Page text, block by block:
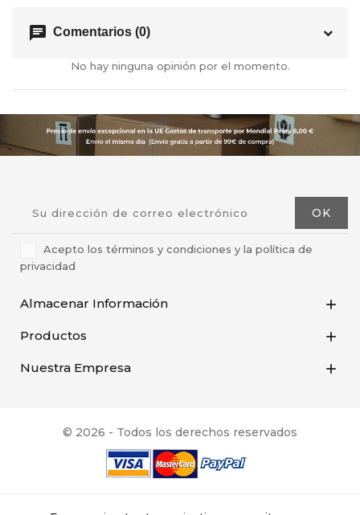
chat Comentarios (0)
No hay ninguna opinión por el momento.
Acepto los términos y condiciones y la política de
privacidad
Almacenar Información 
Productos 
Nuestra Empresa 
© 2026 - Todos los derechos reservados